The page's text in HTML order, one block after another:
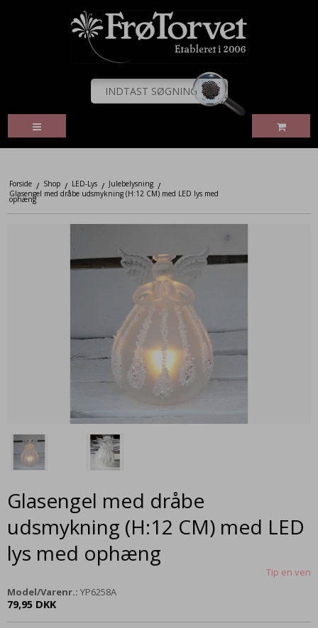
Forside / Shop / LED-Lys / Julebelysning /
Glasengel med dråbe udsmykning (H:12 CM) med LED lys med
ophæng
Glasengel med dråbe
udsmykning (H:12 CM) med LED
lys med ophæng
Tip en ven
Model/Varenr.: YP6258A
79,95 DKK